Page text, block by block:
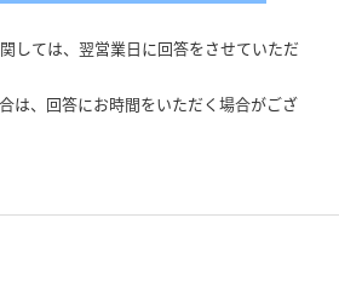
しては、翌営業日に回答をさせていただ
は、回答にお時間をいただく場合がござ